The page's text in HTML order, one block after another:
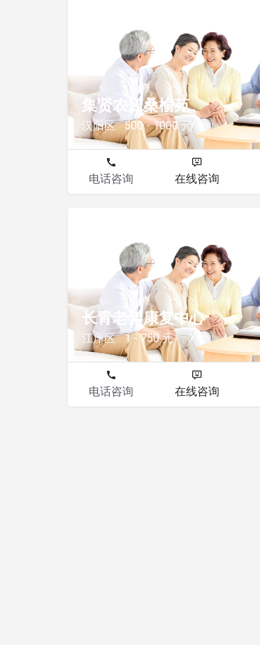
集贤农庄桑榆苑
汉阳区 500 - 1000 元
电话咨询 在线咨询
长青老年康复中心
江岸区 1 - 750 元
电话咨询 在线咨询